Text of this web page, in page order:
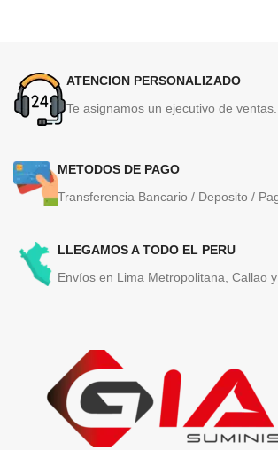
ATENCION PERSONALIZADO
Te asignamos un ejecutivo de ventas.
METODOS DE PAGO
Transferencia Bancario / Deposito /
LLEGAMOS A TODO EL PERU
Envíos en Lima Metropolitana, Callao